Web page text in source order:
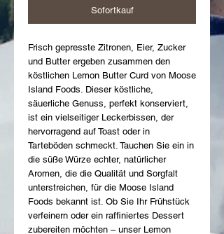
Sofortkauf
Frisch gepresste Zitronen, Eier, Zucker
und Butter ergeben zusammen den
köstlichen Lemon Butter Curd von Moose
Island Foods. Dieser köstliche,
säuerliche Genuss, perfekt konserviert,
ist ein vielseitiger Leckerbissen, der
hervorragend auf Toast oder in
Tarteböden schmeckt. Tauchen Sie ein in
die süße Würze echter, natürlicher
Aromen, die die Qualität und Sorgfalt
unterstreichen, für die Moose Island
Foods bekannt ist. Ob Sie Ihr Frühstück
verfeinern oder ein raffiniertes Dessert
zubereiten möchten – unser Lemon